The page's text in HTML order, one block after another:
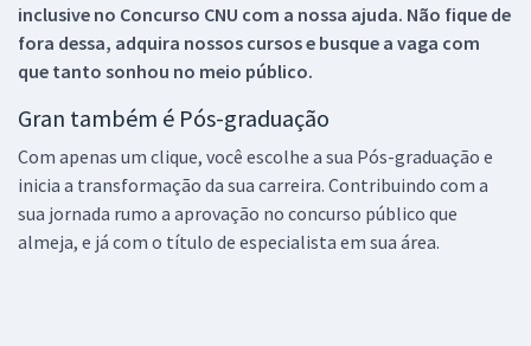
inclusive no Concurso CNU com a nossa ajuda. Não fique de
fora dessa, adquira nossos cursos e busque a vaga com
que tanto sonhou no meio público.
Gran também é Pós-graduação
Com apenas um clique, você escolhe a sua Pós-graduação e
inicia a transformação da sua carreira. Contribuindo com a
sua jornada rumo a aprovação no concurso público que
almeja, e já com o título de especialista em sua área.